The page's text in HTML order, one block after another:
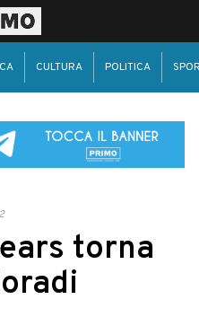
CULTURA POLITICA
torna